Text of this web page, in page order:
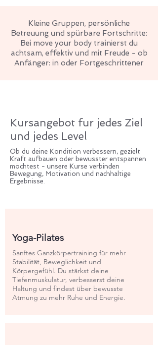
Kleine Gruppen, persönliche
Betreuung und spürbare Fortschritte:
Bei move your body trainierst du
achtsam, effektiv und mit Freude - ob
Anfänger: in oder Fortgeschrittener
Kursangebot fur jedes Ziel
und jedes Level
Ob du deine Kondition verbessern, gezielt
Kraft aufbauen oder bewusster entspannen
möchtest - unsere Kurse verbinden
Bewegung, Motivation und nachhaltige
Ergebnisse.
Yoga-Pilates
Sanftes Ganzkörpertraining für mehr
Stabilität, Beweglichkeit und
Körpergefühl. Du stärkst deine
Tiefenmuskulatur, verbesserst deine
Haltung und findest über bewusste
Atmung zu mehr Ruhe und Energie.